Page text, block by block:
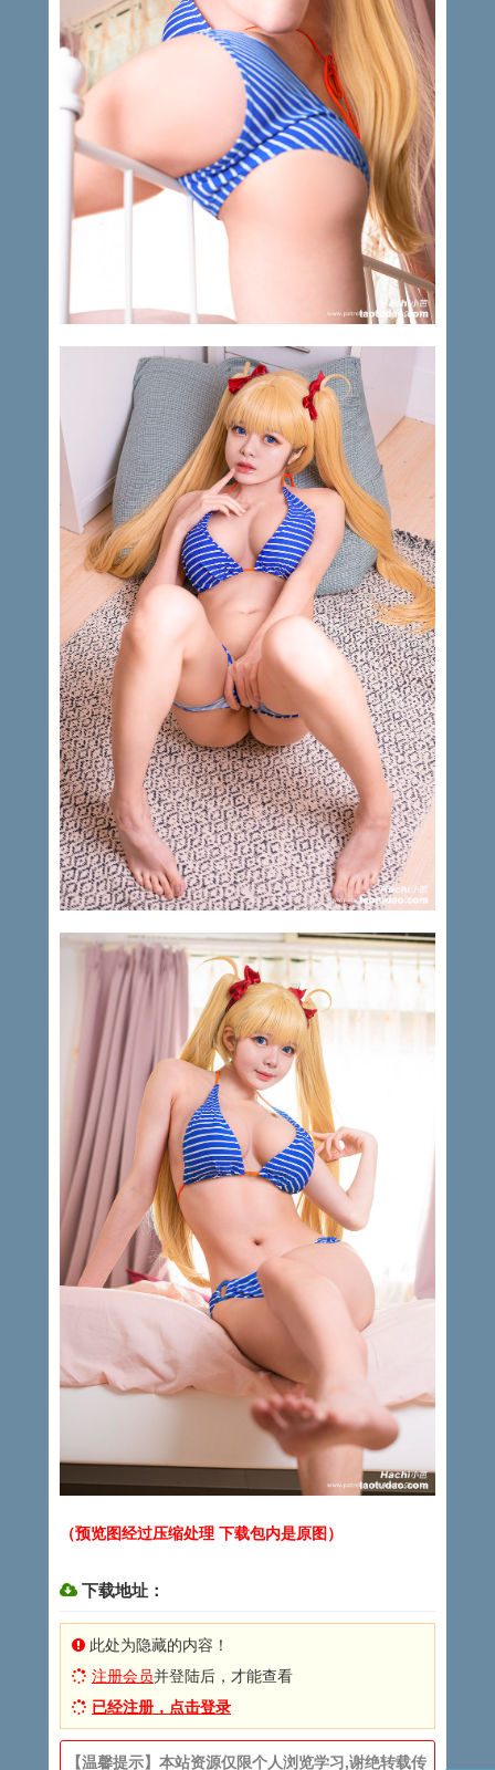
（预览图经过压缩处理 下载包内是原图）
下载地址：
此处为隐藏的内容！
注册会员并登陆后，才能查看
已经注册，点击登录
【温馨提示】本站资源仅限个人浏览学习,谢绝转载传